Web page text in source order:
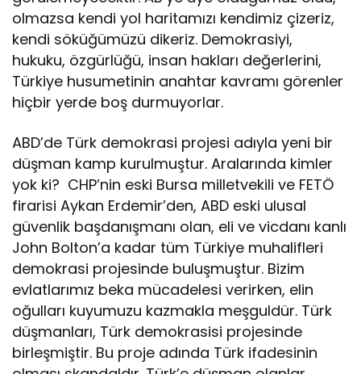
olmazsa kendi yol haritamızı kendimiz çizeriz,
kendi söküğümüzü dikeriz. Demokrasiyi,
hukuku, özgürlüğü, insan hakları değerlerini,
Türkiye husumetinin anahtar kavramı görenler
hiçbir yerde boş durmuyorlar.
ABD’de Türk demokrasi projesi adıyla yeni bir
düşman kamp kurulmuştur. Aralarında kimler
yok ki? CHP’nin eski Bursa milletvekili ve FETÖ
firarisi Aykan Erdemir’den, ABD eski ulusal
güvenlik başdanışmanı olan, eli ve vicdanı kanlı
John Bolton’a kadar tüm Türkiye muhalifleri
demokrasi projesinde buluşmuştur. Bizim
evlatlarımız beka mücadelesi verirken, elin
oğulları kuyumuzu kazmakla meşguldür. Türk
düşmanları, Türk demokrasisi projesinde
birleşmiştir. Bu proje adında Türk ifadesinin